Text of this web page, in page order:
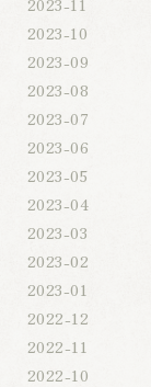
2023-10
2023-09
2023-08
2023-07
2023-06
2023-05
2023-04
2023-03
2023-02
2023-01
2022-12
2022-11
2022-10